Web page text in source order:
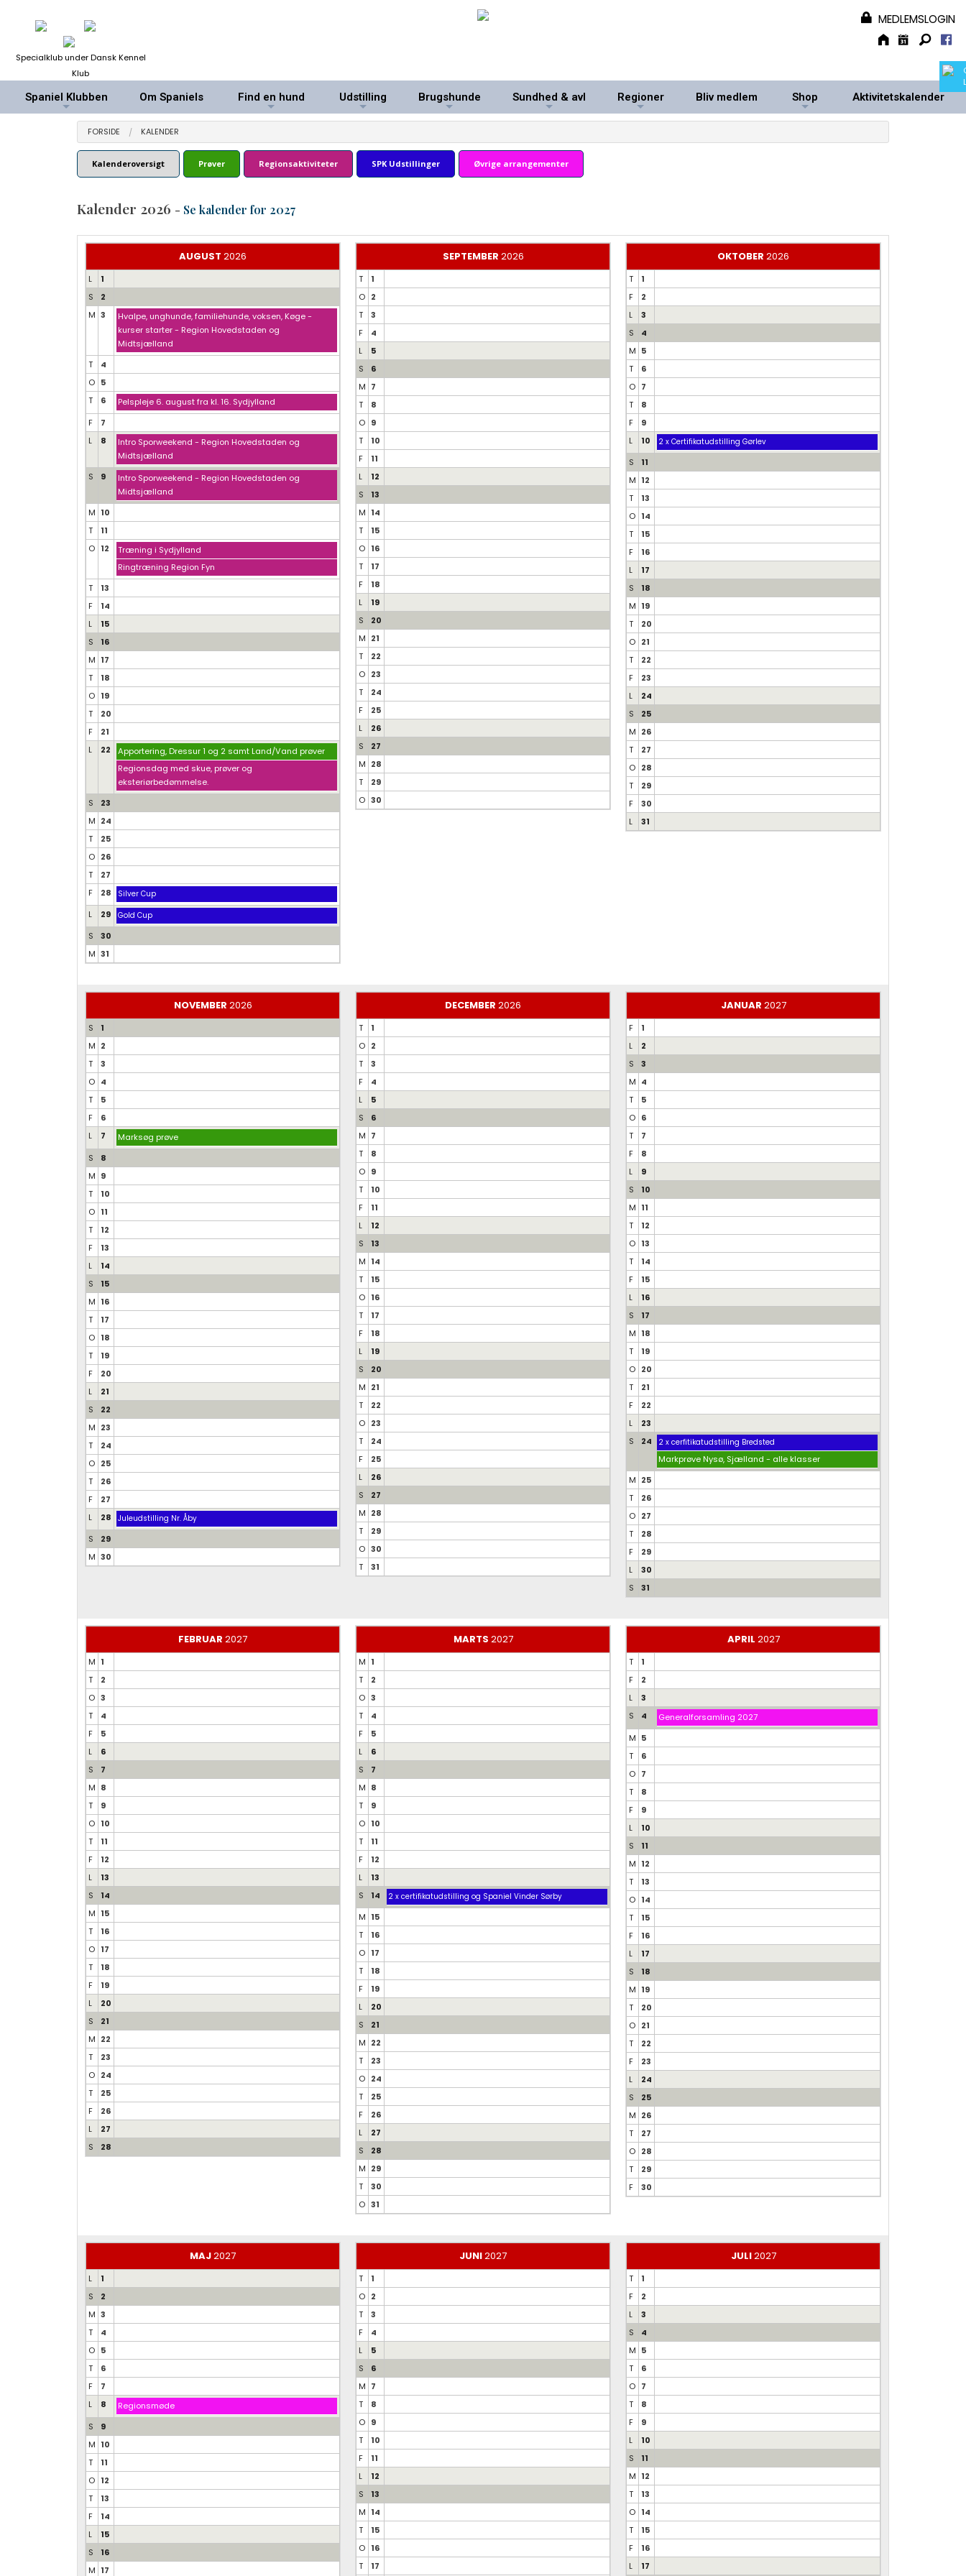
Specialklub under Dansk Kennel
Klub
MEDLEMSLOGIN
Spaniel Klubben Om Spaniels
+
Find en hund
+
Udstilling
+
Brugshunde
+
Sundhed & avl
+
Regioner Bliv medlem
+
Shop Aktivitetskalender
FORSIDE KALENDER
Kalenderoversigt Prøver Regionsaktiviteter SPK Udstillinger Øvrige arrangementer
Kalender 2026 - Se kalender for 2027
AUGUST 2026
L
1
S
2
M 3
Hvalpe, unghunde, familiehunde, voksen, Køge -
kurser starter - Region Hovedstaden og
Midtsjælland
T
4
O 5
T
6
Pelspleje 6. august fra kl. 16. Sydjylland
F
7
L
8
Intro Sporweekend - Region Hovedstaden og
Midtsjælland
S
9
Intro Sporweekend - Region Hovedstaden og
Midtsjælland
M 10
T
11
O 12
Træning i Sydjylland
Ringtræning Region Fyn
T
13
F
14
L
15
S
16
M 17
T
18
O 19
T
20
F
21
L
22
Apportering, Dressur 1 og 2 samt Land/Vand prøver
Regionsdag med skue, prøver og
eksteriørbedømmelse.
S
23
M 24
T
25
O 26
T
27
F
28 Silver Cup
L 29 Gold Cup
S
30
M 31
SEPTEMBER 2026
T
1
O 2
T
3
F
4
L
5
S
6
M 7
T
8
O 9
T
10
F
11
L
12
S
13
M 14
T
15
O 16
T
17
F
18
L
19
S
20
M 21
T
22
O 23
T
24
F
25
L
26
S
27
M 28
T
29
O 30
OKTOBER 2026
T
1
F
2
L
3
S
4
M 5
T
6
O 7
T
8
F
9
L
10 2 x Certifikatudstilling Gørlev
S
11
M 12
T
13
O 14
T
15
F
16
L
17
S
18
M 19
T
20
O 21
T
22
F
23
L
24
S
25
M 26
T
27
O 28
T
29
F
30
L
31
NOVEMBER 2026
S
1
M 2
T
3
O 4
T
5
F
6
L
7
Marksøg prøve
S
8
M 9
T
10
O 11
T
12
F
13
L
14
S
15
M 16
T
17
O 18
T
19
F
20
L
21
S
22
M 23
T
24
O 25
T
26
F
27
L
28 Juleudstilling Nr. Åby
S
29
M 30
DECEMBER 2026
T
1
O 2
T
3
F
4
L
5
S
6
M 7
T
8
O 9
T
10
F
11
L
12
S
13
M 14
T
15
O 16
T
17
F
18
L
19
S
20
M 21
T
22
O 23
T
24
F
25
L
26
S
27
M 28
T
29
O 30
T
31
JANUAR 2027
F
1
L
2
S
3
M 4
T
5
O 6
T
7
F
8
L
9
S
10
M 11
T
12
O 13
T
14
F
15
L
16
S
17
M 18
T
19
O 20
T
21
F
22
L
23
S
24 2 x cerfitikatudstilling Bredsted
Markprøve Nysø, Sjælland - alle klasser
M 25
T
26
O 27
T
28
F
29
L
30
S
31
FEBRUAR 2027
M 1
T
2
O 3
T
4
F
5
L
6
S
7
M 8
T
9
O 10
T
11
F
12
L
13
S
14
M 15
T
16
O 17
T
18
F
19
L
20
S
21
M 22
T
23
O 24
T
25
F
26
L
27
S
28
MARTS 2027
M 1
T
2
O 3
T
4
F
5
L
6
S
7
M 8
T
9
O 10
T
11
F
12
L
13
S
14 2 x certifikatudstilling og Spaniel Vinder Sørby
M 15
T
16
O 17
T
18
F
19
L
20
S
21
M 22
T
23
O 24
T
25
F
26
L
27
S
28
M 29
T
30
O 31
APRIL 2027
T
1
F
2
L
3
S
4
Generalforsamling 2027
M 5
T
6
O 7
T
8
F
9
L
10
S
11
M 12
T
13
O 14
T
15
F
16
L
17
S
18
M 19
T
20
O 21
T
22
F
23
L
24
S
25
M 26
T
27
O 28
T
29
F
30
MAJ2027
L
1
S
2
M 3
T
4
O 5
T
6
F
7
L
8
Regionsmøde
S
9
M 10
T
11
O 12
T
13
F
14
L
15
S
16
M 17
JUNI2027
T
1
O 2
T
3
F
4
L
5
S
6
M 7
T
8
O 9
T
10
F
11
L
12
S
13
M 14
T
15
O 16
T
17
JULI2027
T
1
F
2
L
3
S
4
M 5
T
6
O 7
T
8
F
9
L
10
S
11
M 12
T
13
O 14
T
15
F
16
L
17